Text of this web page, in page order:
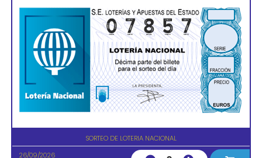
SORTEO DE LOTERIA NACIONAL
26/09/2026